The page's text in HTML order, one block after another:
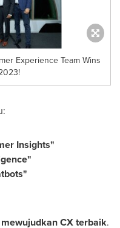
Experience Team Wins
Insights"
"
CX terbaik.